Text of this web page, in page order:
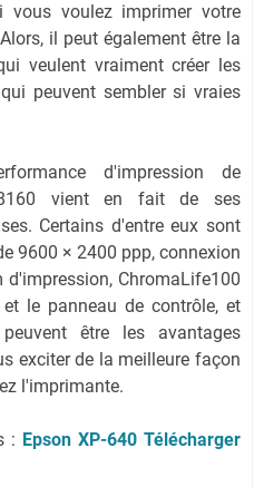
vous voulez imprimer votre
il peut également être la
veulent vraiment créer les
peuvent sembler si vraies
d'impression de
vient en fait de ses
Certains d'entre eux sont
9600 × 2400 ppp, connexion
d'impression, ChromaLife100
le panneau de contrôle, et
être les avantages
exciter de la meilleure façon
l'imprimante.
: Epson XP-640 Télécharger